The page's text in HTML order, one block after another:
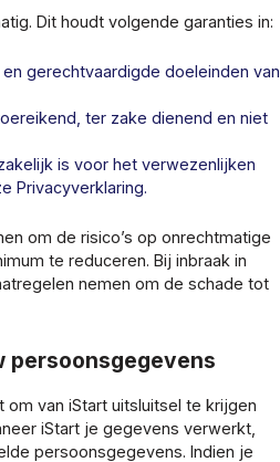
Dit houdt volgende garanties in:
gerechtvaardigde doeleinden van
ter zake dienend en niet
is voor het verwezenlijken
Privacyverklaring.
om de risico’s op onrechtmatige
te reduceren. Bij inbraak in
nemen om de schade tot
persoonsgegevens
van iStart uitsluitsel te krijgen
iStart je gegevens verwerkt,
persoonsgegevens. Indien je